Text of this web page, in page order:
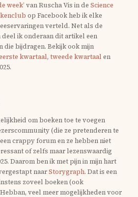
week’ van Ruscha Vis in de Science
op Facebook heb ik elke
verteld. Net als de
ik onderaan dit artikel een
die bijdragen. Bekijk ook mijn
kwartaal, tweede kwartaal en
om boeken toe te voegen
(die ze pretenderen te
crappy forum en ze hebben niet
of zelfs maar lezenswaardig
Daarom ben ik met pijn in mijn hart
naarStorygraph. Dat is een
zoveel boeken (ook
veel meer mogelijkheden voor